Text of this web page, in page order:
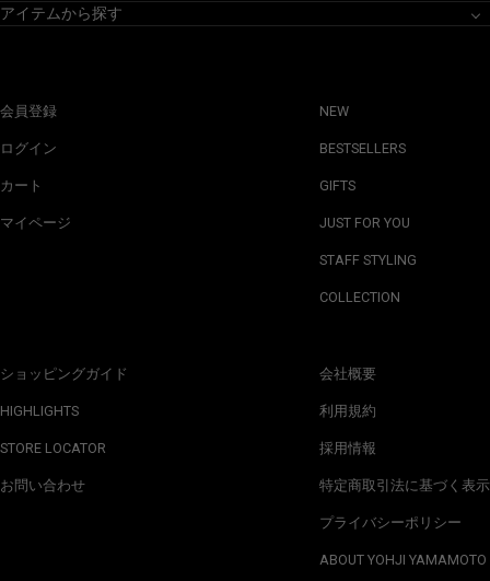
アイテムから探す
会員登録
ログイン
カート
マイページ
ショッピングガイド
HIGHLIGHTS
STORE LOCATOR
お問い合わせ
NEW
BESTSELLERS
GIFTS
JUST FOR YOU
STAFF STYLING
COLLECTION
会社概要
利用規約
採用情報
特定商取引法に基づく表示
プライバシーポリシー
ABOUT YOHJI YAMAMOTO